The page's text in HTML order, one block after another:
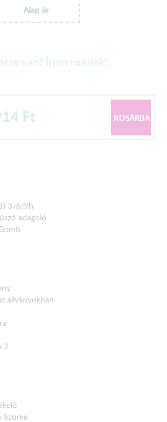
Alap ár
van? Írjon nekünk!
Ft
3/6/9h
adagoló
állványokban
2
Szürke